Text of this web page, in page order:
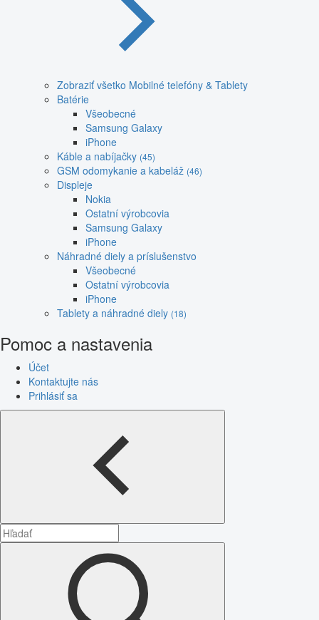
Zobraziť všetko Mobilné telefóny & Tablety
Batérie
Všeobecné
Samsung Galaxy
iPhone
Káble a nabíjačky (45)
GSM odomykanie a kabeláž (46)
Displeje
Nokia
Ostatní výrobcovia
Samsung Galaxy
iPhone
Náhradné diely a príslušenstvo
Všeobecné
Ostatní výrobcovia
iPhone
Tablety a náhradné diely (18)
Pomoc a nastavenia
Účet
Kontaktujte nás
Prihlásiť sa